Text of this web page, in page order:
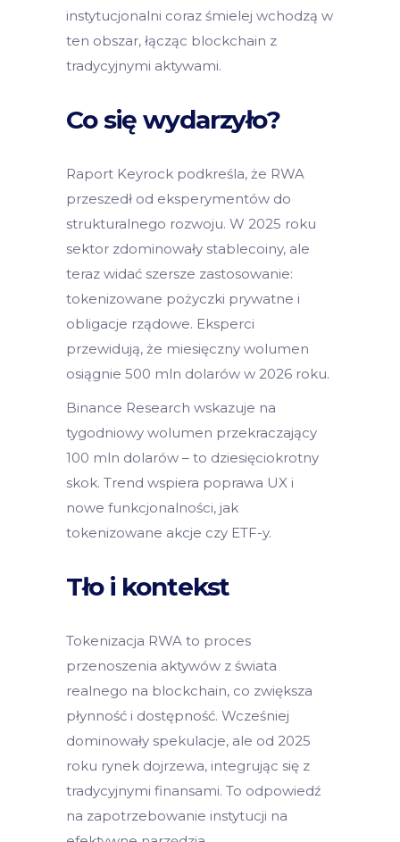
instytucjonalni coraz śmielej wchodzą w
ten obszar, łącząc blockchain z
tradycyjnymi aktywami.
Co się wydarzyło?
Raport Keyrock podkreśla, że RWA
przeszedł od eksperymentów do
strukturalnego rozwoju. W 2025 roku
sektor zdominowały stablecoiny, ale
teraz widać szersze zastosowanie:
tokenizowane pożyczki prywatne i
obligacje rządowe. Eksperci
przewidują, że miesięczny wolumen
osiągnie 500 mln dolarów w 2026 roku.
Binance Research wskazuje na
tygodniowy wolumen przekraczający
100 mln dolarów – to dziesięciokrotny
skok. Trend wspiera poprawa UX i
nowe funkcjonalności, jak
tokenizowane akcje czy ETF-y.
Tło i kontekst
Tokenizacja RWA to proces
przenoszenia aktywów z świata
realnego na blockchain, co zwiększa
płynność i dostępność. Wcześniej
dominowały spekulacje, ale od 2025
roku rynek dojrzewa, integrując się z
tradycyjnymi finansami. To odpowiedź
na zapotrzebowanie instytucji na